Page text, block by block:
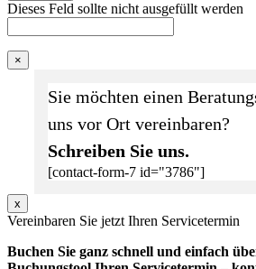
Dieses Feld sollte nicht ausgefüllt werden
×
Sie möchten einen
uns vor Ort vereinbaren?
Schreiben Sie uns.
[contact-form-7 id="3786"]
x
Vereinbaren Sie jetzt Ihren Servicetermin
Buchen Sie ganz schnell und einfach